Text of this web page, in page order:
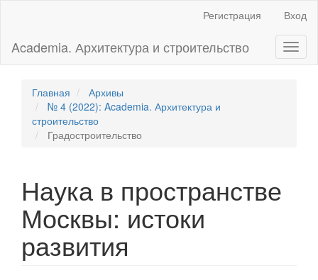
Основное
содержимое
панель
Регистрация Вход
Academia. Архитектура и строительство
Главная
Архивы
№ 4 (2022): Academia. Архитектура и
строительство
Градостроительство
Наука в пространстве
Москвы: истоки
развития